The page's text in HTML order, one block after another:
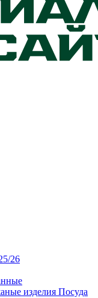
26
изделия Посуда